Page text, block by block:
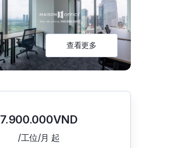
查看更多
7.900.000VND
/工位/月 起